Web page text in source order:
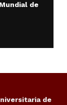
de
de